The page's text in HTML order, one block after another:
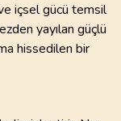
içsel gücü temsil
yayılan güçlü
hissedilen bir